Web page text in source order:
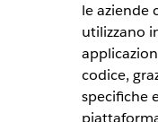
le aziende
utilizzano
codice,
specifiche